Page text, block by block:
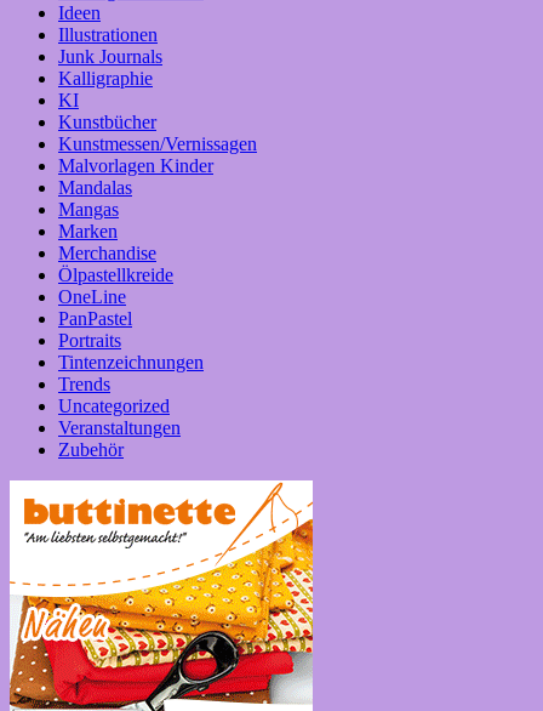
Ideen
Illustrationen
Junk Journals
Kalligraphie
KI
Kunstbücher
Kunstmessen/Vernissagen
Malvorlagen Kinder
Mandalas
Mangas
Marken
Merchandise
Ölpastellkreide
OneLine
PanPastel
Portraits
Tintenzeichnungen
Trends
Uncategorized
Veranstaltungen
Zubehör